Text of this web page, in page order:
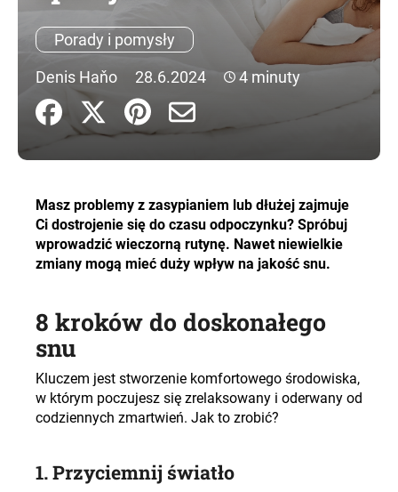
Porady i pomysły
Denis Haňo
28.6.2024 4 minuty
Masz problemy z zasypianiem lub dłużej zajmuje
Ci dostrojenie się do czasu odpoczynku? Spróbuj
wprowadzić wieczorną rutynę. Nawet niewielkie
zmiany mogą mieć duży wpływ na jakość snu.
8 kroków do doskonałego
snu
Kluczem jest stworzenie komfortowego środowiska,
w którym poczujesz się zrelaksowany i oderwany od
codziennych zmartwień. Jak to zrobić?
1. Przyciemnij światło
P
o